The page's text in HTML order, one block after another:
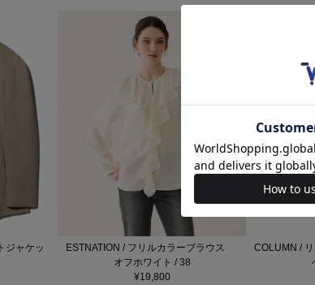
ジャケッ
ESTNATION / フリルカラーブラウス
オフホワイト / 38
¥19,800
COLUMN /